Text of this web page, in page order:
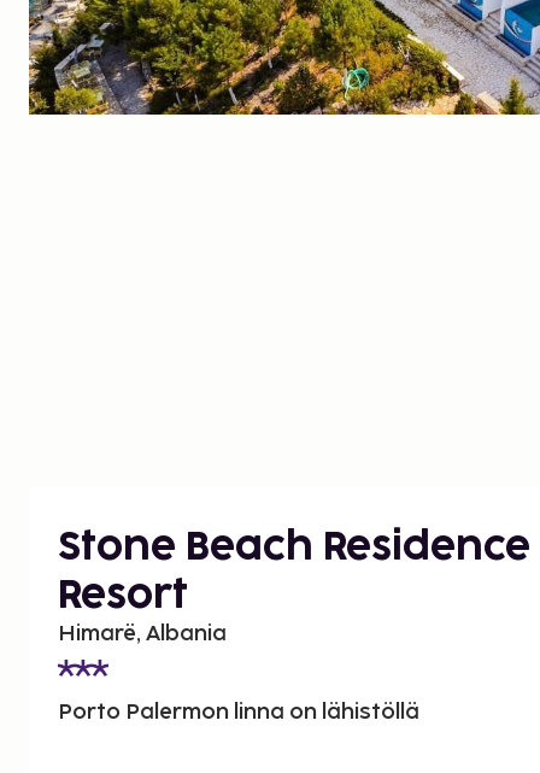
Stone Beach
Resort
Himarë, Albania
Porto Palermon linna on lähistöllä